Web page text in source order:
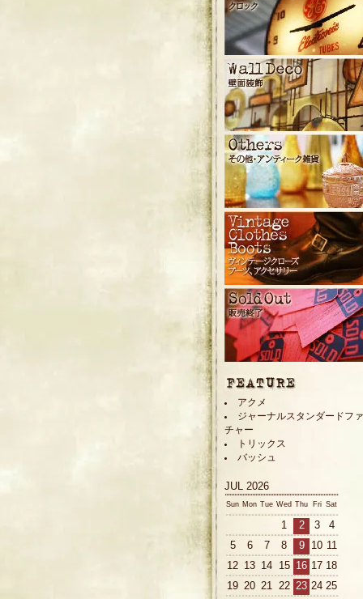
アクメ
ジャーナルスタンダードフ
チャー
トリックス
バッシュ
JUL 2026
Sun Mon Tue Wed Thu Fri Sat
1 2 3
4
5
6 7 8 9 10 11
12 13 14 15 16 17 18
19 20 21 22 23 24 25